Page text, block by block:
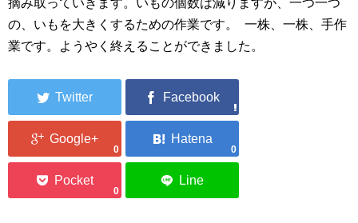
摘み取っていきます。いもの個数は減りますが、一つ一つ
の、いもを大きくするための作業です。 一株、一株、手作
業です。ようやく終えることができました。
0 0
0